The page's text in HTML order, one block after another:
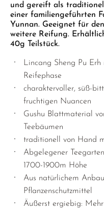
und gereift als
einer familiengeführten
Yunnan. Geeignet für
weitere Reifung.
40g Teilstück.
Lincang Sheng Pu
Reifephase
charaktervoller, süß-
fruchtigen Nuancen
Gushu Blattmaterial
Teebäumen
traditionell von Hand
Abgelegener
1700-1900m Höhe
Aus natürlichem
Pflanzenschutzmittel
Äußerst ergiebig: